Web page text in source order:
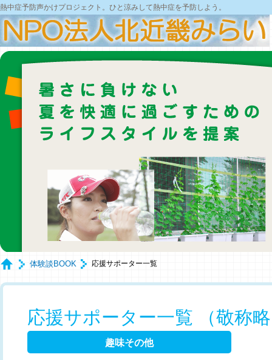
熱中症予防声かけプロジェクト。ひと涼みして熱中症を予防しよう。
体験談BOOK 応援サポーター一覧
応援サポーター一覧 （敬称
趣味その他